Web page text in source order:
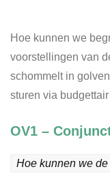
Hoe kunnen we
voorstellingen van
schommelt in
sturen via
OV1 –
Hoe kunnen we